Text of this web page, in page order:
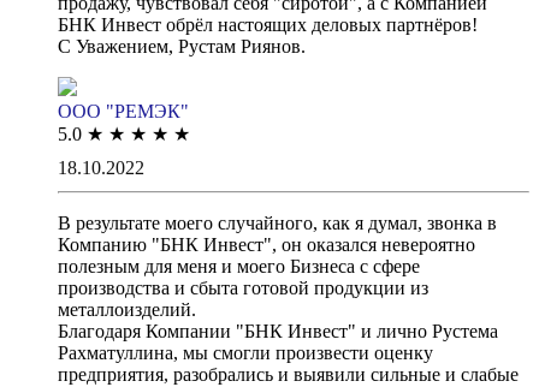
БНК Инвест обрёл настоящих деловых партнёров!
С Уважением, Рустам Риянов.
ООО "РЕМЭК"
5.0 ★ ★ ★ ★ ★
18.10.2022
В результате моего случайного, как я думал, звонка в
Компанию "БНК Инвест", он оказался невероятно
полезным для меня и моего Бизнеса с сфере
производства и сбыта готовой продукции из
металлоизделий.
Благодаря Компании "БНК Инвест" и лично Рустема
Рахматуллина, мы смогли произвести оценку
предприятия, разобрались и выявили сильные и слабые